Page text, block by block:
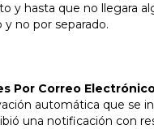
y hasta que no llegara
no por separado.
Por Correo
automática que se
una notificación con